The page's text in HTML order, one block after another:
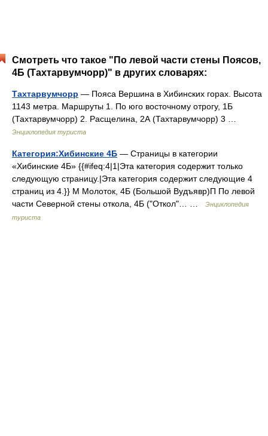
Смотреть что такое "По левой части стены Поясов,
4Б (Тахтарвумчорр)" в других словарях:
Тахтарвумчорр — Пояса Вершина в Хибинских горах. Высота
1143 метра. Маршруты 1. По юго восточному отрогу, 1Б
(Тахтарвумчорр) 2. Расщелина, 2А (Тахтарвумчорр) 3 …
Энциклопедия туриста
Категория:Хибинские 4Б — Страницы в категории
«Хибинские 4Б» {{#ifeq:4|1|Эта категория содержит только
следующую страницу.|Эта категория содержит следующие 4
страниц из 4.}} М Молоток, 4Б (Большой Вудъявр)П По левой
части Северной стены откола, 4Б ("Откол"… …
Энциклопедия
туриста